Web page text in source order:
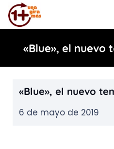
«Blue», el nuevo
«Blue», el nuevo
6 de mayo de 2019